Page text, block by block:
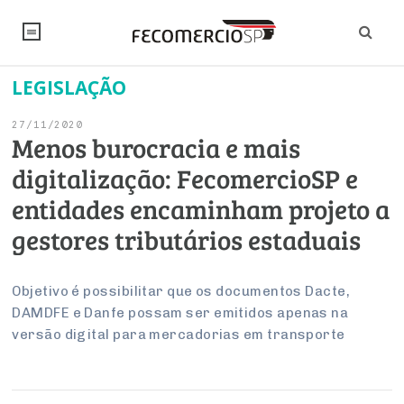
NOTÍCIAS
Artigos
Institucional
Debates Fecomercio-SP
PROJETOS ESPECIAIS:
UM BRASIL
UM BRASIL
Economia
Pesquisas
Brasil
Internacional
Modernização do Estado
Inteligência Artificial
Empresas
Arbitragem e Mediação
Varejo
Sustentabilidade
PESQUISAS
Sobre
Imprensa
CONSELHOS
Conselho de Emprego e Relações do Trabalho
LEGISLAÇÃO
27/11/2020
Menos burocracia e mais
digitalização: FecomercioSP e
entidades encaminham projeto a
gestores tributários estaduais
Objetivo é possibilitar que os documentos Dacte,
DAMDFE e Danfe possam ser emitidos apenas na
versão digital para mercadorias em transporte